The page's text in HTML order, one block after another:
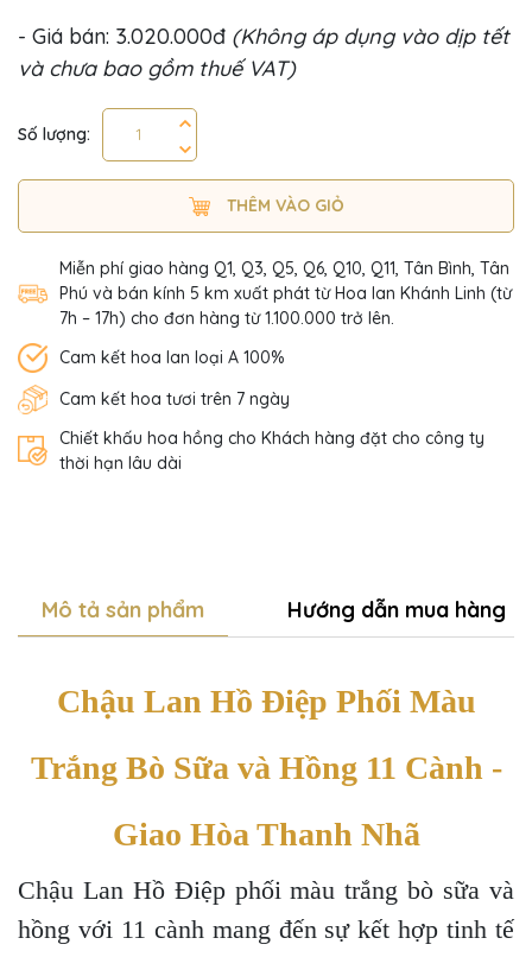
- Giá bán: 3.020.000đ (Không áp dụng vào dịp tết
và chưa bao gồm thuế VAT)
Số lượng:
THÊM VÀO GIỎ
Miễn phí giao hàng Q1, Q3, Q5, Q6, Q10, Q11, Tân Bình, Tân
Phú và bán kính 5 km xuất phát từ Hoa lan Khánh Linh (từ
7h – 17h) cho đơn hàng từ 1.100.000 trở lên.
Cam kết hoa lan loại A 100%
Cam kết hoa tươi trên 7 ngày
Chiết khấu hoa hồng cho Khách hàng đặt cho công ty
thời hạn lâu dài
Mô tả sản phẩm Hướng dẫn mua hàng
Chậu Lan Hồ Điệp Phối Màu
Trắng Bò Sữa và Hồng 11 Cành -
Giao Hòa Thanh Nhã
Chậu Lan Hồ Điệp phối màu trắng bò sữa và
hồng với 11 cành mang đến sự kết hợp tinh tế